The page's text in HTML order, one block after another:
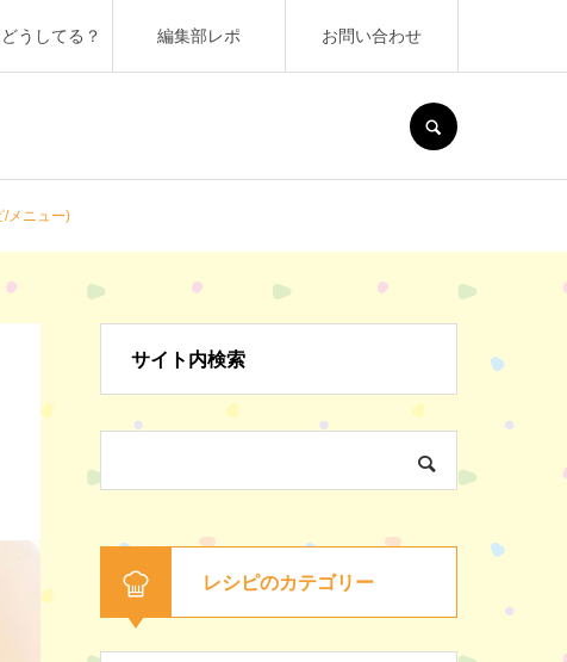
うしてる？ 編集部レポ お問い合わせ
/メニュー)
サイト内検索
レシピのカテゴリー